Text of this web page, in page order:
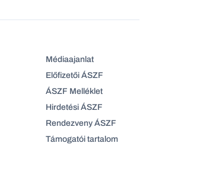
Médiaajanlat
Előfizetői ÁSZF
ÁSZF Melléklet
Hirdetési ÁSZF
Rendezveny ÁSZF
Támogatói tartalom